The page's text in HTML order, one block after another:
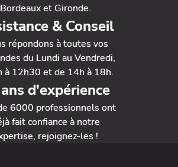
Bordeaux et Gironde.
& Conseil
répondons à toutes vos
du Lundi au Vendredi,
à 12h30 et de 14h à 18h.
d'expérience
6000 professionnels ont
fait confiance à notre
rejoignez-les !